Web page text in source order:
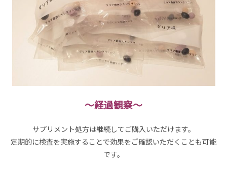
～経過観察～
サプリメント処方は継続してご購入いただけます。
定期的に検査を実施することで効果をご確認いただくことも可能
です。